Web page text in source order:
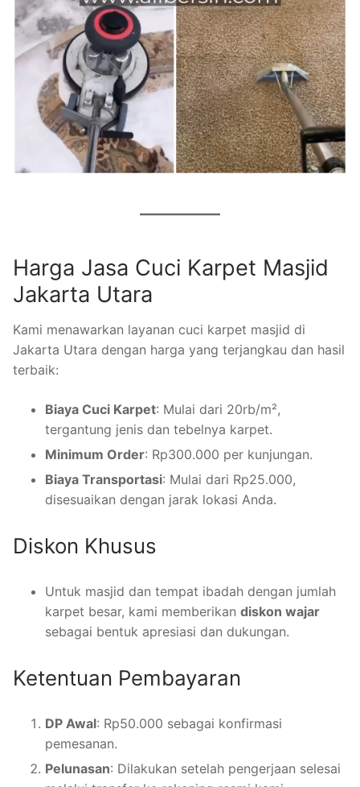
Harga Jasa Cuci Karpet Masjid
Jakarta Utara
Kami menawarkan layanan cuci karpet masjid di
Jakarta Utara dengan harga yang terjangkau dan hasil
terbaik:
Biaya Cuci Karpet: Mulai dari 20rb/m²,
tergantung jenis dan tebelnya karpet.
Minimum Order: Rp300.000 per kunjungan.
Biaya Transportasi: Mulai dari Rp25.000,
disesuaikan dengan jarak lokasi Anda.
Diskon Khusus
Untuk masjid dan tempat ibadah dengan jumlah
karpet besar, kami memberikan diskon wajar
sebagai bentuk apresiasi dan dukungan.
Ketentuan Pembayaran
DP Awal: Rp50.000 sebagai konfirmasi
pemesanan.
Pelunasan: Dilakukan setelah pengerjaan selesai